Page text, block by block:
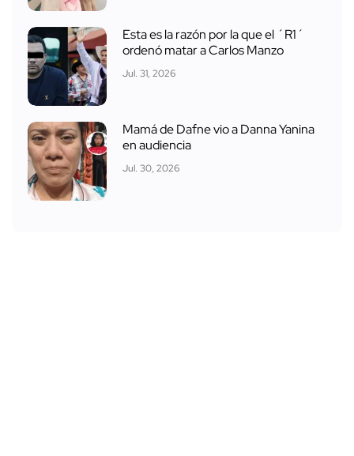
Esta es la razón por la que el ´R1´
ordenó matar a Carlos Manzo
Jul. 31, 2026
Mamá de Dafne vio a Danna Yanina
en audiencia
Jul. 30, 2026